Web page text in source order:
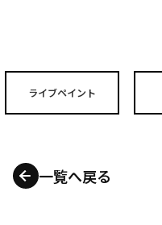
ライブペイント
一覧へ戻る